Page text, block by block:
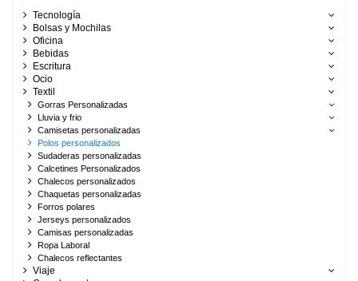
Tecnología
Bolsas y Mochilas
Oficina
Bebidas
Escritura
Ocio
Textil
Gorras Personalizadas
Lluvia y frio
Camisetas personalizadas
Polos personalizados
Sudaderas personalizadas
Calcetines Personalizados
Chalecos personalizados
Chaquetas personalizadas
Forros polares
Jerseys personalizados
Camisas personalizadas
Ropa Laboral
Chalecos reflectantes
Viaje